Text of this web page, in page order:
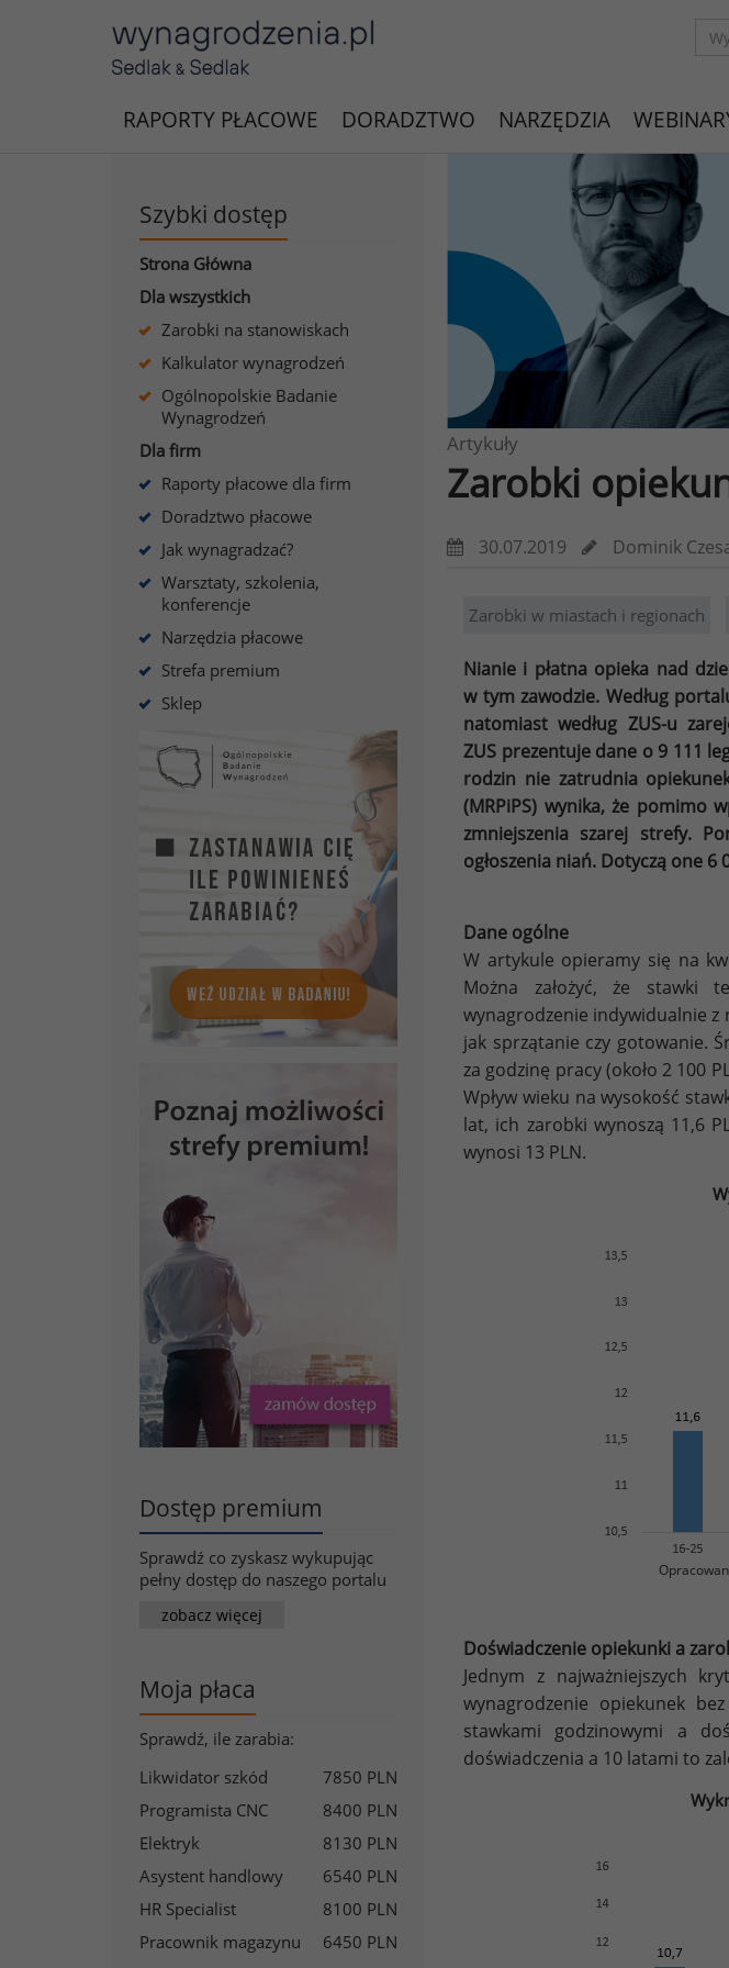
RAPORTY PŁACOWE DORADZTWO NARZĘDZIA
Szybki dostęp
Strona Główna
Dla wszystkich
Zarobki na stanowiskach
Kalkulator wynagrodzeń
Ogólnopolskie Badanie
Wynagrodzeń
Dla firm
Raporty płacowe dla firm
Doradztwo płacowe
Jak wynagradzać?
Warsztaty, szkolenia,
konferencje
Narzędzia płacowe
Strefa premium
Sklep
Dostęp premium
Sprawdź co zyskasz wykupując
pełny dostęp do naszego portalu
zobacz więcej
Moja płaca
Sprawdź, ile zarabia:
Likwidator szkód
7850 PLN
Programista CNC
8400 PLN
Elektryk
8130 PLN
Asystent handlowy
6540 PLN
HR Specialist
8100 PLN
Pracownik magazynu
6450 PLN
Artykuły
Zarobki
30.07.2019 Dominik
Zarobki w miastach i regionach
Nianie i płatna opieka nad
w tym zawodzie. Według
natomiast według ZUS-u
ZUS prezentuje dane o 9 111
rodzin nie zatrudnia
(MRPiPS) wynika, że pomimo
zmniejszenia szarej strefy.
ogłoszenia niań. Dotyczą one 6
Dane ogólne
W artykule opieramy się na
Można założyć, że stawki
wynagrodzenie indywidualnie z
jak sprzątanie czy gotowanie.
za godzinę pracy (około 2 100
Wpływ wieku na wysokość
lat, ich zarobki wynoszą 11,6
wynosi 13 PLN.
Doświadczenie opiekunki a
Jednym z najważniejszych
wynagrodzenie opiekunek
stawkami godzinowymi a
doświadczenia a 10 latami to